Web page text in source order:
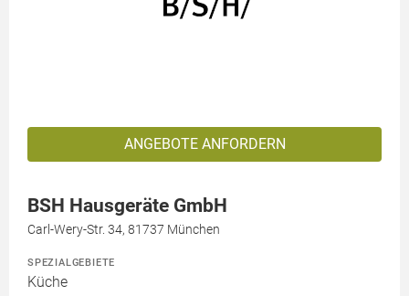
ANGEBOTE ANFORDERN
BSH Hausgeräte GmbH
Carl-Wery-Str. 34, 81737 München
SPEZIALGEBIETE
Küche